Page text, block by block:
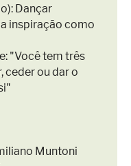
Dançar
inspiração como
"Você tem três
ceder ou dar o
Muntoni